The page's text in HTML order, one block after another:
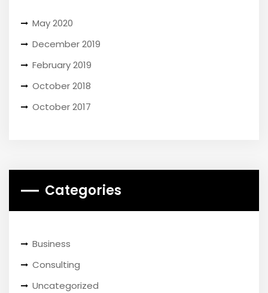
May 2020
December 2019
February 2019
October 2018
October 2017
Categories
Business
Consulting
Uncategorized